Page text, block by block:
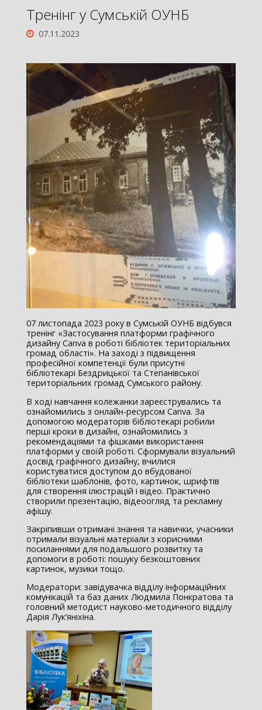
Тренінг у Сумській ОУНБ
07.11.2023
07 листопада 2023 року в Сумській ОУНБ відбувся
тренінг «Застосування платформи графічного
дизайну Canva в роботі бібліотек територіальних
громад області». На заході з підвищення
професійної компетенції були присутні
бібліотекарі Бездрицької та Степанівської
територіальних громад Сумського району.
В ході навчання колежанки зареєструвались та
ознайомились з онлайн-ресурсом Canva. За
допомогою модераторів бібліотекарі робили
перші кроки в дизайні, ознайомились з
рекомендаціями та фішками використання
платформи у своїй роботі. Сформували візуальний
досвід графічного дизайну, вчилися
користуватися доступом до вбудованої
бібліотеки шаблонів, фото, картинок, шрифтів
для створення ілюстрацій і відео. Практично
створили презентацію, відеоогляд та рекламну
афішу.
Закріпивши отримані знання та навички, учасники
отримали візуальні матеріали з корисними
посиланнями для подальшого розвитку та
допомоги в роботі: пошуку безкоштовних
картинок, музики тощо.
Модератори: завідувачка відділу інформаційних
комунікацій та баз даних Людмила Понкратова та
головний методист науково-методичного відділу
Дарія Лук’яніхіна.